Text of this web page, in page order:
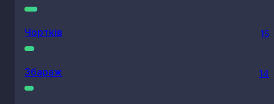
Чортків 15
Збараж 14